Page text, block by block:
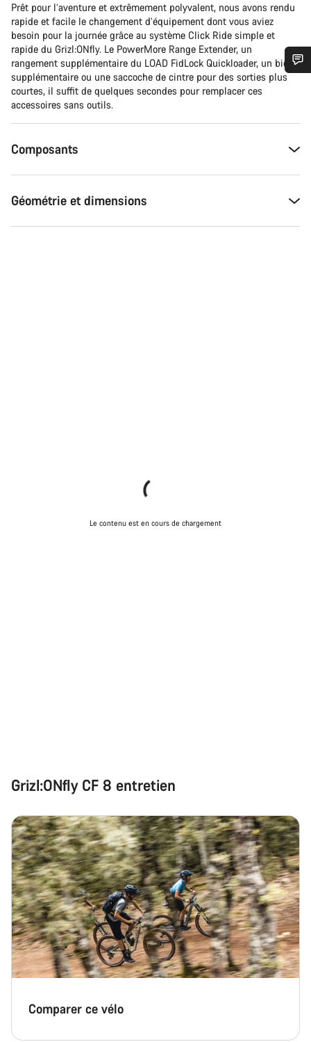
Prêt pour l’aventure et extrêmement polyvalent, nous avons rendu
rapide et facile le changement d’équipement dont vous aviez
besoin pour la journée grâce au système Click Ride simple et
rapide du Grizl:ONfly. Le PowerMore Range Extender, un
rangement supplémentaire du LOAD FidLock Quickloader, un bidon
supplémentaire ou une saccoche de cintre pour des sorties plus
courtes, il suffit de quelques secondes pour remplacer ces
accessoires sans outils.
Composants
Géométrie et dimensions
Le contenu est en cours de chargement
Grizl:ONfly CF 8 entretien
Comparer ce vélo
Besoin d’aide ?
Nos experts du service client vous attendent pour